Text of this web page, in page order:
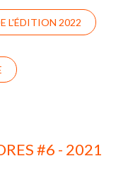
L'ÉDITION 2022
#6 - 2021